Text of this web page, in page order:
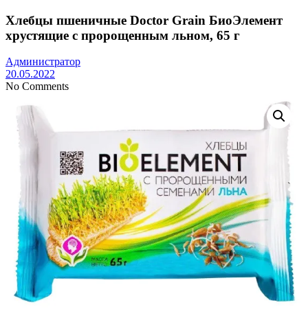
Хлебцы пшеничные Doctor Grain БиоЭлемент
хрустящие с пророщенным льном, 65 г
Администратор
20.05.2022
No Comments